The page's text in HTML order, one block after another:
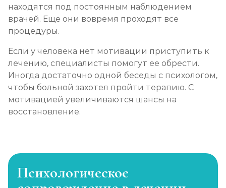
находятся под постоянным наблюдением
врачей. Еще они вовремя проходят все
процедуры.
Если у человека нет мотивации приступить к
лечению, специалисты помогут ее обрести.
Иногда достаточно одной беседы с психологом,
чтобы больной захотел пройти терапию. С
мотивацией увеличиваются шансы на
восстановление.
Психологическое